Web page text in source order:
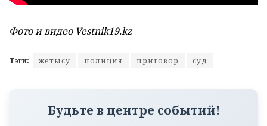
Фото и видео Vestnik19.kz
Тэги: жетысу полиция приговор суд
Будьте в центре событий!